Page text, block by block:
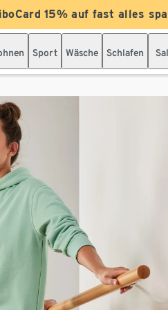
15% auf fast alles
Sport Wäsche Schlafen